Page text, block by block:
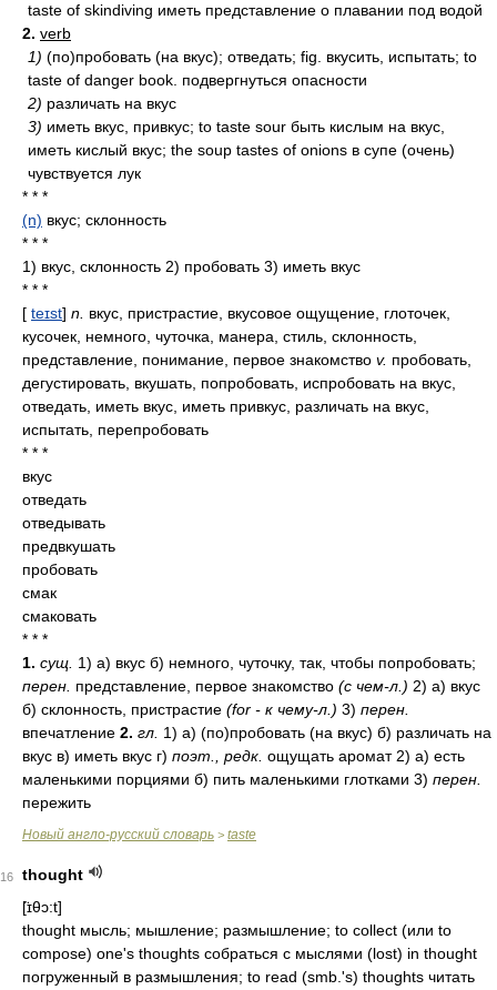
taste of skindiving иметь представление о плавании под водой
2. verb
1) (по)пробовать (на вкус); отведать; fig. вкусить, испытать; to
taste of danger book. подвергнуться опасности
2) различать на вкус
3) иметь вкус, привкус; to taste sour быть кислым на вкус,
иметь кислый вкус; the soup tastes of onions в супе (очень)
чувствуется лук
* * *
(n) вкус; склонность
* * *
1) вкус, склонность 2) пробовать 3) иметь вкус
* * *
[ teɪst] n. вкус, пристрастие, вкусовое ощущение, глоточек,
кусочек, немного, чуточка, манера, стиль, склонность,
представление, понимание, первое знакомство v. пробовать,
дегустировать, вкушать, попробовать, испробовать на вкус,
отведать, иметь вкус, иметь привкус, различать на вкус,
испытать, перепробовать
* * *
вкус
отведать
отведывать
предвкушать
пробовать
смак
смаковать
* * *
1. сущ. 1) а) вкус б) немного, чуточку, так, чтобы попробовать;
перен. представление, первое знакомство (с чем-л.) 2) а) вкус
б) склонность, пристрастие (for - к чему-л.) 3) перен.
впечатление 2. гл. 1) а) (по)пробовать (на вкус) б) различать на
вкус в) иметь вкус г) поэт., редк. ощущать аромат 2) а) есть
маленькими порциями б) пить маленькими глотками 3) перен.
пережить
Новый англо-русский словарь > taste
16
thought
[̈ɪθɔ:t]
thought мысль; мышление; размышление; to collect (или to
compose) one's thoughts собраться с мыслями (lost) in thought
погруженный в размышления; to read (smb.'s) thoughts читать